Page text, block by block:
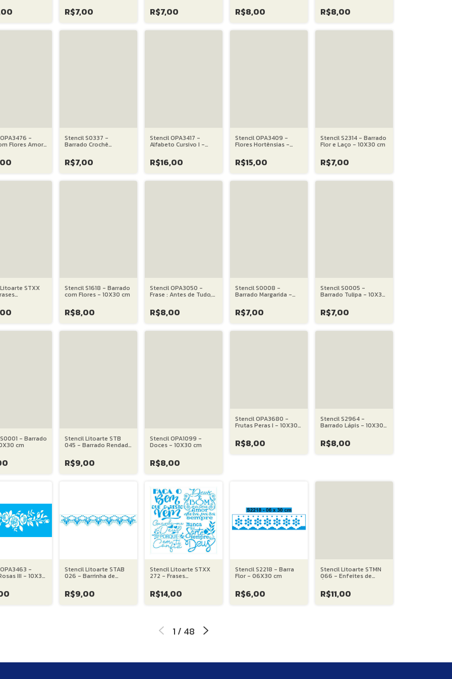
R$7,00 R$7,00 R$8,00 R$8,00
-
Flores Amor
Stencil S0337 -
Barrado Crochê
10X30 cm
R$7,00
Stencil OPA3417 -
Alfabeto Cursivo I -
R$16,00
Stencil OPA3409 -
Flores Hortênsias -
R$15,00
Stencil S2314 - Barrado
Flor e Laço - 10X30 cm
R$7,00
STXX
cm
Stencil S1618 - Barrado
com Flores - 10X30 cm
R$8,00
Stencil OPA3050 -
Frase : Antes de Tudo,
R$8,00
Stencil S0008 -
Barrado Margarida -
R$7,00
Stencil S0005 -
Barrado Tulipa - 10X30
R$7,00
- Barrado
cm
Stencil Litoarte STB
045 - Barrado Rendado
R$9,00
Stencil OPA1099 -
Doces - 10X30 cm
R$8,00
Stencil OPA3680 -
Frutas Peras I - 10X30
R$8,00
Stencil S2964 -
Barrado Lápis - 10X30
R$8,00
-
III - 10X30
Stencil Litoarte STAB
026 - Barrinha de
4X28 cm
R$9,00
Stencil Litoarte STXX
272 - Frases
- Faça o bem... - 20X20
cm
R$14,00
Stencil S2218 - Barra
Flor - 06X30 cm
R$6,00
Stencil Litoarte STMN
066 - Enfeites de
Árvore Natalina II -
17X21 cm
R$11,00
1 / 48